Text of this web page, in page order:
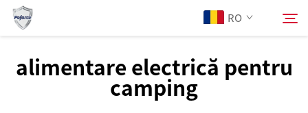
RO
alimentare electrică pentru
camping